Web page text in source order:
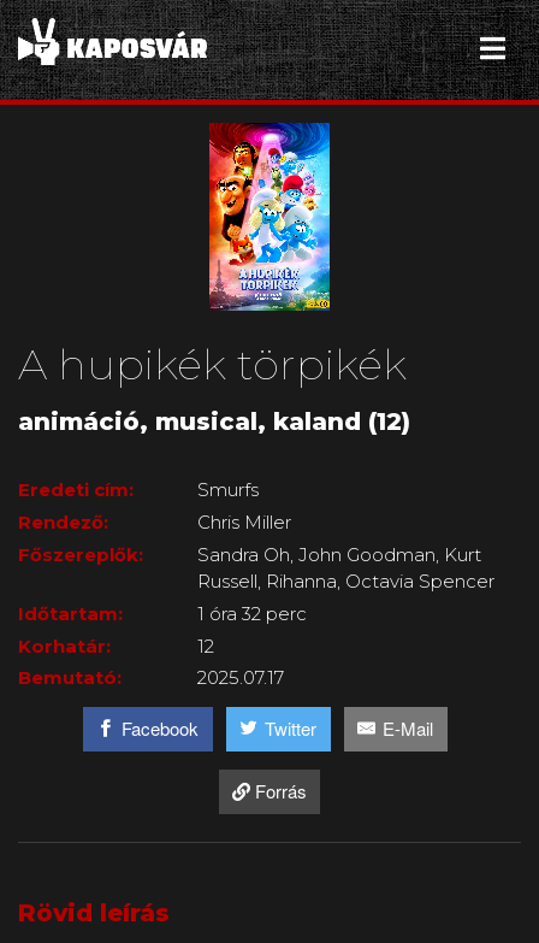
A hupikék törpikék
animáció, musical, kaland (12)
Eredeti cím:
Smurfs
Rendező:
Chris Miller
Főszereplők:
Sandra Oh, John Goodman, Kurt
Russell, Rihanna, Octavia Spencer
Időtartam:
1 óra 32 perc
Korhatár:
12
Bemutató:
2025.07.17
Facebook Twitter E-Mail
Forrás
Rövid leírás